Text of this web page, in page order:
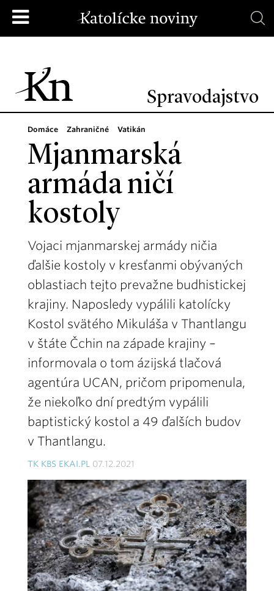
Spravodajstvo
Domáce Zahraničné Vatikán
Mjanmarská
armáda ničí
kostoly
Vojaci mjanmarskej armády ničia
ďalšie kostoly v kresťanmi obývaných
oblastiach tejto prevažne budhistickej
krajiny. Naposledy vypálili katolícky
Kostol svätého Mikuláša v Thantlangu
v štáte Čchin na západe krajiny –
informovala o tom ázijská tlačová
agentúra UCAN, pričom pripomenula,
že niekoľko dní predtým vypálili
baptistický kostol a 49 ďalších budov
v Thantlangu.
TK KBS EKAI.PL 07.12.2021